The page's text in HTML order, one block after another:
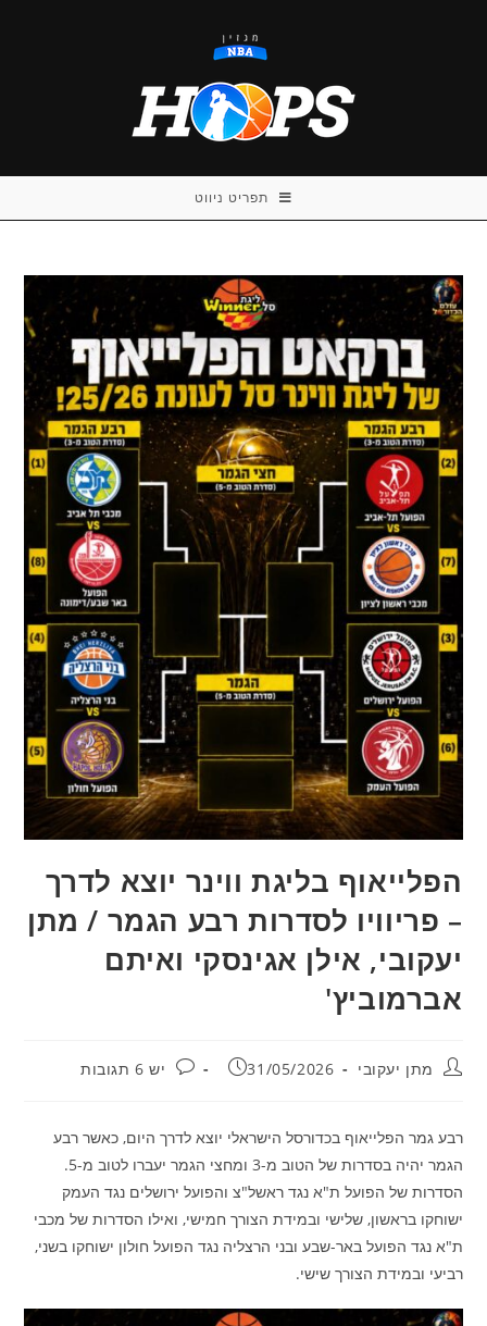
תפריט ניווט
הפלייאוף בליגת ווינר יוצא לדרך
– פריוויו לסדרות רבע הגמר / מתן
יעקובי, אילן אגינסקי ואיתם
אברמוביץ'
מחבר:מתן יעקובי פורסם:
31/05/2026 תגובות:
יש 6 תגובות
רבע גמר הפלייאוף בכדורסל הישראלי יוצא לדרך היום, כאשר רבע
הגמר יהיה בסדרות של הטוב מ-3 ומחצי הגמר יעברו לטוב מ-5.
הסדרות של הפועל ת"א נגד ראשל"צ והפועל ירושלים נגד העמק
ישוחקו בראשון, שלישי ובמידת הצורך חמישי, ואילו הסדרות של מכבי
ת"א נגד הפועל באר-שבע ובני הרצליה נגד הפועל חולון ישוחקו בשני,
רביעי ובמידת הצורך שישי.